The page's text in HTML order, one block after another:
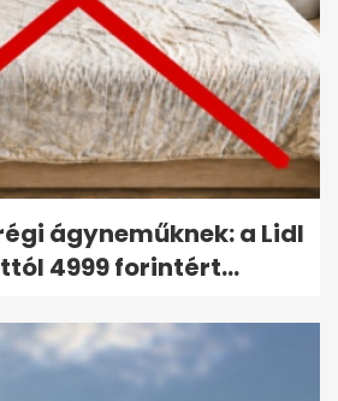
ágyneműknek: a Lidl
4999 forintért...